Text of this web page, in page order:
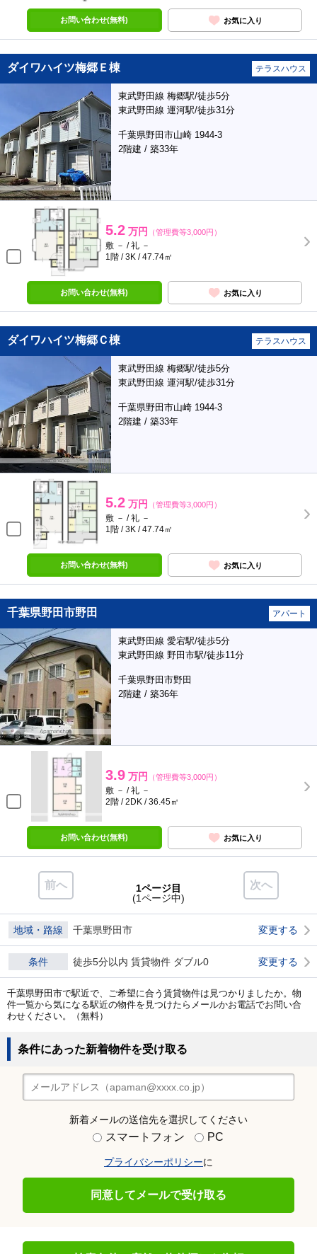
お問い合わせ(無料) お気に入り
ダイワハイツ梅郷Ｅ棟 テラスハウス
東武野田線 梅郷駅/徒歩5分
東武野田線 運河駅/徒歩31分
千葉県野田市山崎 1944-3
2階建 / 築33年
5.2 万円 （管理費等3,000円）
敷 － / 礼 －
1階 / 3K / 47.74㎡
お問い合わせ(無料) お気に入り
ダイワハイツ梅郷Ｃ棟 テラスハウス
東武野田線 梅郷駅/徒歩5分
東武野田線 運河駅/徒歩31分
千葉県野田市山崎 1944-3
2階建 / 築33年
5.2 万円 （管理費等3,000円）
敷 － / 礼 －
1階 / 3K / 47.74㎡
お問い合わせ(無料) お気に入り
千葉県野田市野田 アパート
東武野田線 愛宕駅/徒歩5分
東武野田線 野田市駅/徒歩11分
千葉県野田市野田
2階建 / 築36年
3.9 万円 （管理費等3,000円）
敷 － / 礼 －
2階 / 2DK / 36.45㎡
お問い合わせ(無料) お気に入り
前へ 次へ
1ページ目
(1ページ中)
地域・路線 千葉県野田市 変更する
条件 徒歩5分以内 賃貸物件 ダブル0 変更する
千葉県野田市で駅近で、ご希望に合う賃貸物件は見つかりましたか。物
件一覧から気になる駅近の物件を見つけたらメールかお電話でお問い合
わせください。（無料）
条件にあった新着物件を受け取る
新着メールの送信先を選択してください
スマートフォン PC
プライバシーポリシーに
同意してメールで受け取る